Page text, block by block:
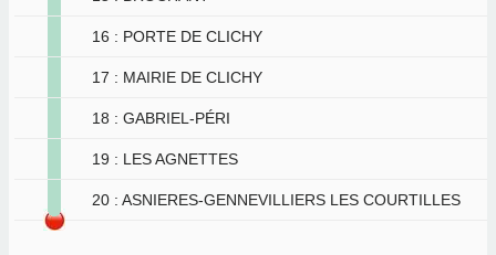
16 : PORTE DE CLICHY
17 : MAIRIE DE CLICHY
18 : GABRIEL-PÉRI
19 : LES AGNETTES
20 : ASNIERES-GENNEVILLIERS LES COURTILLES